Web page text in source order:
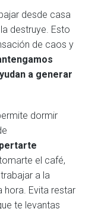
desde casa
destruye. Esto
de caos y
a generar
dormir
el café,
a la
hora. Evita restar
te levantas